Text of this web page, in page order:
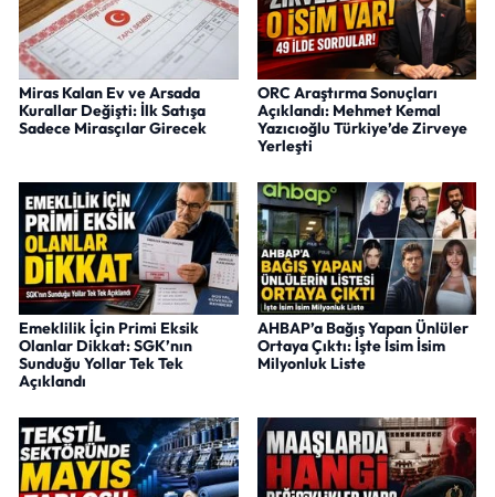
Miras Kalan Ev ve Arsada
Kurallar Değişti: İlk Satışa
Sadece Mirasçılar Girecek
ORC Araştırma Sonuçları
Açıklandı: Mehmet Kemal
Yazıcıoğlu Türkiye’de Zirveye
Yerleşti
Emeklilik İçin Primi Eksik
Olanlar Dikkat: SGK’nın
Sunduğu Yollar Tek Tek
Açıklandı
AHBAP’a Bağış Yapan Ünlüler
Ortaya Çıktı: İşte İsim İsim
Milyonluk Liste